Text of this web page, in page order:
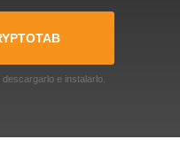
e instalarlo.